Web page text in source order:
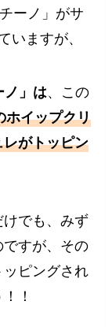
ーノ」がサ
いますが、
ノ」は、この
ホイップクリ
がトッピン
けでも、みず
すが、その
ピングされ
！